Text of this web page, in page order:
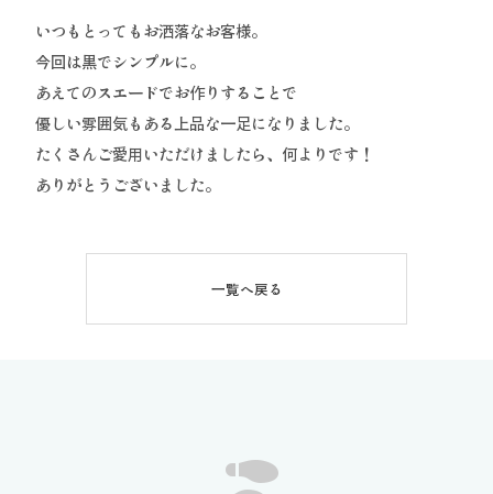
いつもとってもお洒落なお客様。
今回は黒でシンプルに。
あえてのスエードでお作りすることで
優しい雰囲気もある上品な一足になりました。
たくさんご愛用いただけましたら、何よりです！
ありがとうございました。
一覧へ戻る